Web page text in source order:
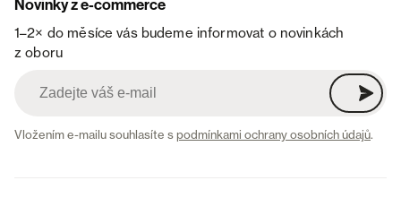
Novinky z e-commerce
1–2× do měsíce vás budeme informovat o novinkách
z oboru
Vložením e-mailu souhlasíte spodmínkami ochrany osobních údajů.